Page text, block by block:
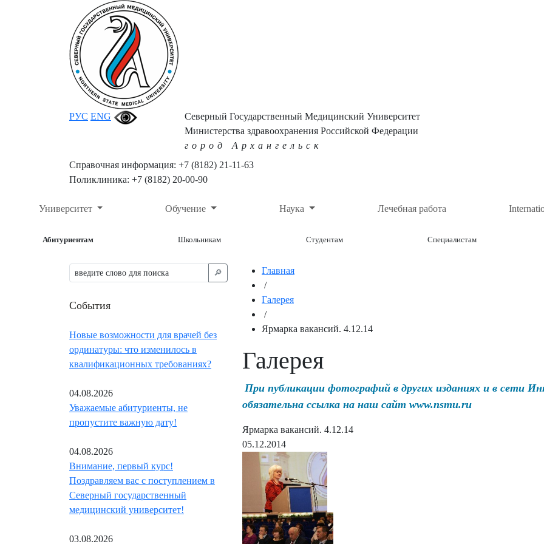
РУС ENG
Северный Государственный Медицинский Университет
Министерства здравоохранения Российской Федерации
город Архангельск
Справочная информация: +7 (8182) 21-11-63
Поликлиника: +7 (8182) 20-00-90
Университет Обучение Наука Лечебная работа
Абитуриентам Школьникам Студентам Специалистам
🔎︎
События
Новые возможности для врачей без
ординатуры: что изменилось в
квалификационных требованиях?
04.08.2026
Уважаемые абитуриенты, не
пропустите важную дату!
04.08.2026
Внимание, первый курс!
Поздравляем вас с поступлением в
Северный государственный
медицинский университет!
03.08.2026
Главная
/
Галерея
/
Ярмарка вакансий. 4.12.14
Галерея
При публикации фотографий в других изданиях и в сети
обязательна ссылка на наш сайт www.nsmu.ru
Ярмарка вакансий. 4.12.14
05.12.2014